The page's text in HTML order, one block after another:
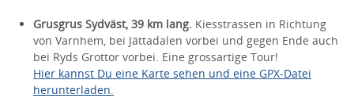
Grusgrus Sydväst, 39 km lang. Kiesstrassen in Richtung
von Varnhem, bei Jättadalen vorbei und gegen Ende auch
bei Ryds Grottor vorbei. Eine grossartige Tour!
Hier kannst Du eine Karte sehen und eine GPX-Datei
herunterladen.